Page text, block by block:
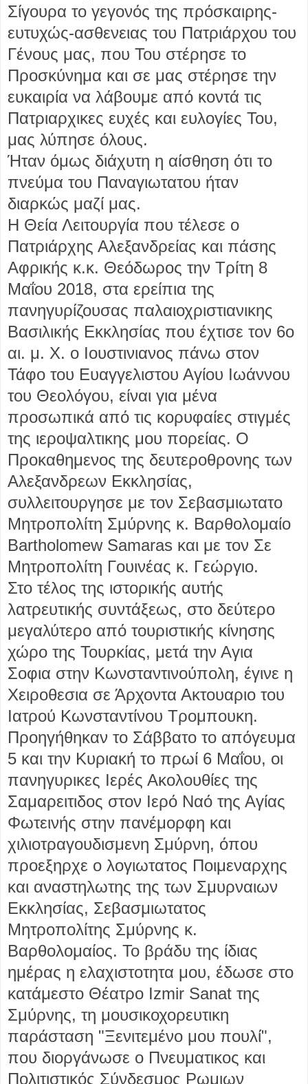
Σίγουρα το γεγονός της πρόσκαιρης-
ευτυχώς-ασθενειας του Πατριάρχου του
Γένους μας, που Του στέρησε το
Προσκύνημα και σε μας στέρησε την
ευκαιρία να λάβουμε από κοντά τις
Πατριαρχικες ευχές και ευλογίες Του,
μας λύπησε όλους.
Ήταν όμως διάχυτη η αίσθηση ότι το
πνεύμα του Παναγιωτατου ήταν
διαρκώς μαζί μας.
Η Θεία Λειτουργία που τέλεσε ο
Πατριάρχης Αλεξανδρείας και πάσης
Αφρικής κ.κ. Θεόδωρος την Τρίτη 8
Μαΐου 2018, στα ερείπια της
πανηγυρίζουσας παλαιοχριστιανικης
Βασιλικής Εκκλησίας που έχτισε τον 6ο
αι. μ. Χ. ο Ιουστινιανος πάνω στον
Τάφο του Ευαγγελιστου Αγίου Ιωάννου
του Θεολόγου, είναι για μένα
προσωπικά από τις κορυφαίες στιγμές
της ιεροψαλτικης μου πορείας. Ο
Προκαθημενος της δευτεροθρονης των
Αλεξανδρεων Εκκλησίας,
συλλειτουργησε με τον Σεβασμιωτατο
Μητροπολίτη Σμύρνης κ. Βαρθολομαίο
Bartholomew Samaras και με τον Σε
Μητροπολίτη Γουινέας κ. Γεώργιο.
Στο τέλος της ιστορικής αυτής
λατρευτικής συντάξεως, στο δεύτερο
μεγαλύτερο από τουριστικής κίνησης
χώρο της Τουρκίας, μετά την Αγια
Σοφια στην Κωνσταντινούπολη, έγινε η
Χειροθεσια σε Άρχοντα Ακτουαριο του
Ιατρού Κωνσταντίνου Τρομπουκη.
Προηγήθηκαν το Σάββατο το απόγευμα
5 και την Κυριακή το πρωί 6 Μαΐου, οι
πανηγυρικες Ιερές Ακολουθίες της
Σαμαρειτιδος στον Ιερό Ναό της Αγίας
Φωτεινής στην πανέμορφη και
χιλιοτραγουδισμενη Σμύρνη, όπου
προεξηρχε ο λογιωτατος Ποιμεναρχης
και αναστηλωτης της των Σμυρναιων
Εκκλησίας, Σεβασμιωτατος
Μητροπολίτης Σμύρνης κ.
Βαρθολομαίος. Το βράδυ της ίδιας
ημέρας η ελαχιστοτητα μου, έδωσε στο
κατάμεστο Θέατρο Izmir Sanat της
Σμύρνης, τη μουσικοχορευτικη
παράσταση "Ξενιτεμένο μου πουλί",
που διοργάνωσε ο Πνευματικος και
Πολιτιστικός Σύνδεσμος Ρωμιων